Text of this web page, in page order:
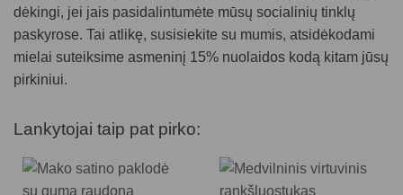
dėkingi, jei jais pasidalintumėte mūsų socialinių tinklų
paskyrose. Tai atlikę, susisiekite su mumis, atsidėkodami
mielai suteiksime asmeninį 15% nuolaidos kodą kitam jūsų
pirkiniui.
Lankytojai taip pat pirko: